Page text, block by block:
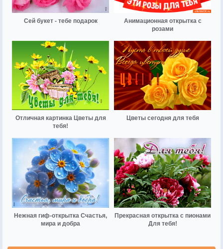
Сей букет - тебе подарок
Анимационная открытка с
розами
Отличная картинка Цветы для
тебя!
Цветы сегодня для тебя
Нежная гиф-открытка Счастья,
мира и добра
Прекрасная открытка с пионами
Для тебя!